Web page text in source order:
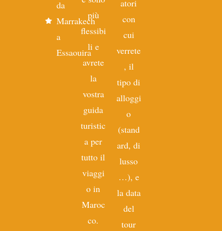
da
Marrakech
a
Essaouira
più
flessibi
li e
avrete
la
vostra
guida
turistic
a per
tutto il
viaggi
o in
Maroc
co.
atori
con
cui
verrete
, il
tipo di
alloggi
o
(stand
ard, di
lusso
…), e
la data
del
tour